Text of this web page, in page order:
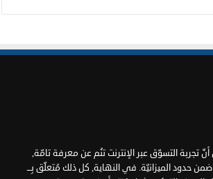
الوظائف؟
أنّ تجربة التسوّق عبر الإنترنت تنُم عن معرفة تامّة,
حدود الميزانيّة. في النهاية, كل ذلك مُتعلّق بِـــ